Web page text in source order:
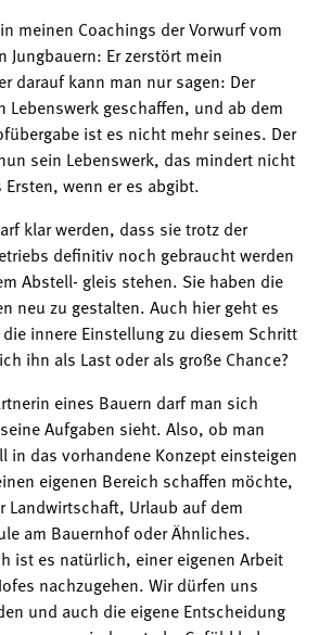
meinen Coachings der Vorwurf vom
Jungbauern: Er zerstört mein
darauf kann man nur sagen: Der
Lebenswerk geschaffen, und ab dem
ist es nicht mehr seines. Der
sein Lebenswerk, das mindert nicht
wenn er es abgibt.
klar werden, dass sie trotz der
definitiv noch gebraucht werden
Abstell- gleis stehen. Sie haben die
neu zu gestalten. Auch hier geht es
innere Einstellung zu diesem Schritt
ihn als Last oder als große Chance?
eines Bauern darf man sich
Aufgaben sieht. Also, ob man
in das vorhandene Konzept einsteigen
eigenen Bereich schaffen möchte,
Landwirtschaft, Urlaub auf dem
am Bauernhof oder Ähnliches.
ist es natürlich, einer eigenen Arbeit
nachzugehen. Wir dürfen uns
und auch die eigene Entscheidung